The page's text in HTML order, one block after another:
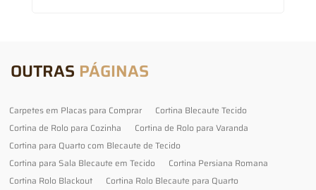
OUTRAS PÁGINAS
Carpetes em Placas para Comprar
Cortina Blecaute Tecido
Cortina de Rolo para Cozinha
Cortina de Rolo para Varanda
Cortina para Quarto com Blecaute de Tecido
Cortina para Sala Blecaute em Tecido
Cortina Persiana Romana
Cortina Rolo Blackout
Cortina Rolo Blecaute para Quarto